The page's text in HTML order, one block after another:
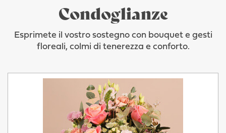
Condoglianze
Esprimete il vostro sostegno con bouquet e gesti
floreali, colmi di tenerezza e conforto.